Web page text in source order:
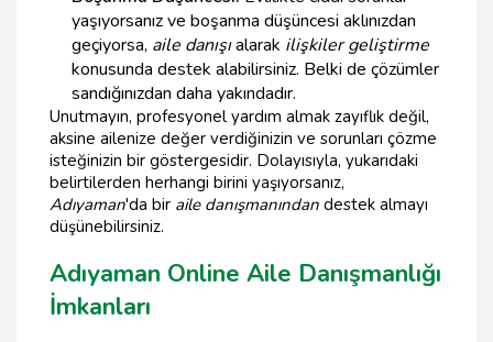
yaşıyorsanız ve boşanma düşüncesi aklınızdan
geçiyorsa, aile danışıalarak ilişkiler geliştirme
konusunda destek alabilirsiniz. Belki de çözümler
sandığınızdan daha yakındadır.
Unutmayın, profesyonel yardım almak zayıflık değil,
aksine ailenize değer verdiğinizin ve sorunları çözme
isteğinizin bir göstergesidir. Dolayısıyla, yukarıdaki
belirtilerden herhangi birini yaşıyorsanız,
Adıyaman'da bir aile danışmanından destek almayı
düşünebilirsiniz.
Adıyaman Online Aile Danışmanlığı
İmkanları